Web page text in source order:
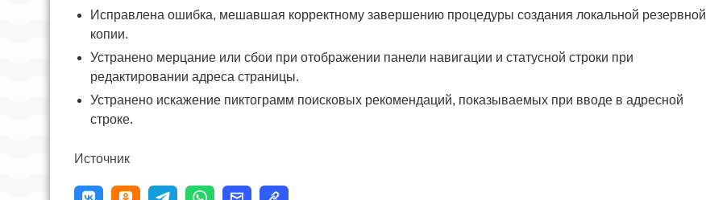
Исправлена ошибка, мешавшая корректному завершению процедуры создания локальной резервной
копии.
Устранено мерцание или сбои при отображении панели навигации и статусной строки при
редактировании адреса страницы.
Устранено искажение пиктограмм поисковых рекомендаций, показываемых при вводе в адресной
строке.
Источник